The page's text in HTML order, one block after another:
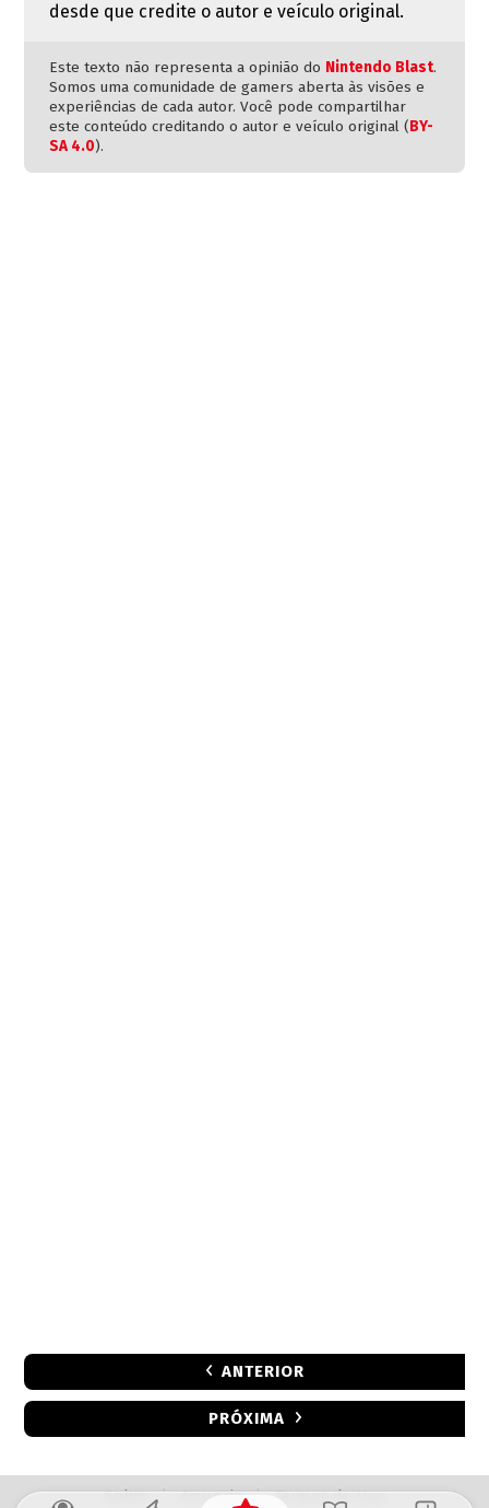
desde que credite o autor e veículo original.
Este texto não representa a opinião do Nintendo Blast.
Somos uma comunidade de gamers aberta às visões e
experiências de cada autor. Você pode compartilhar
este conteúdo creditando o autor e veículo original (BY-
SA 4.0).
ANTERIOR
PRÓXIMA
Sobre | Anuncie | Termos de Uso